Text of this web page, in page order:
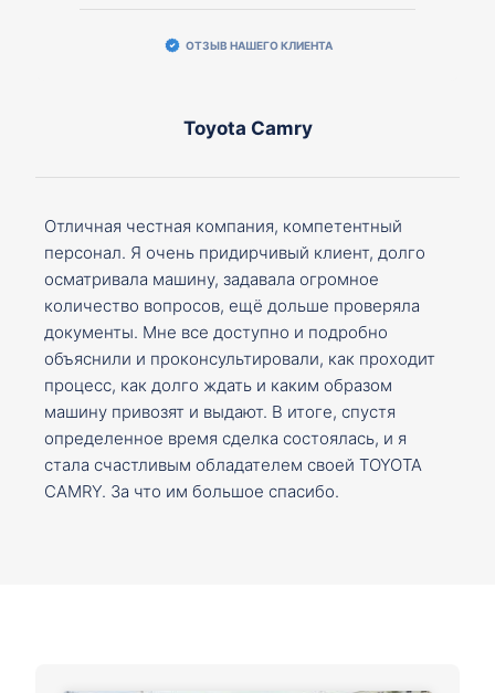
ОТЗЫВ НАШЕГО КЛИЕНТА
Toyota Camry
Отличная честная компания, компетентный
персонал. Я очень придирчивый клиент, долго
осматривала машину, задавала огромное
количество вопросов, ещё дольше проверяла
документы. Мне все доступно и подробно
объяснили и проконсультировали, как проходит
процесс, как долго ждать и каким образом
машину привозят и выдают. В итоге, спустя
определенное время сделка состоялась, и я
стала счастливым обладателем своей TOYOTA
CAMRY. За что им большое спасибо.